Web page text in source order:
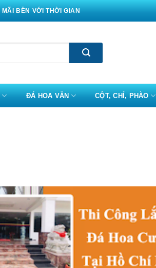
MÃI BỀN VỚI THỜI GIAN
ĐÁ HOA VĂN CỘT, CHỈ, PHÀO